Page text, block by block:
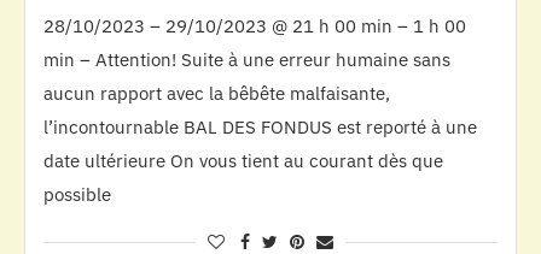
28/10/2023 – 29/10/2023 @ 21 h 00 min – 1 h 00
min – Attention! Suite à une erreur humaine sans
aucun rapport avec la bêbête malfaisante,
l’incontournable BAL DES FONDUS est reporté à une
date ultérieure On vous tient au courant dès que
possible